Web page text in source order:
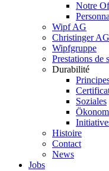
Notre
Wipf AG
Christinger AG
Wipfgruppe
Prestations de
Durabilité
Soziales
Histoire
Contact
News
Jobs